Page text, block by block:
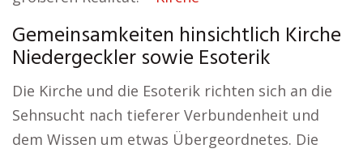
Gemeinsamkeiten hinsichtlich Kirche
Niedergeckler sowie Esoterik
Die Kirche und die Esoterik richten sich an die
Sehnsucht nach tieferer Verbundenheit und
dem Wissen um etwas Übergeordnetes. Die